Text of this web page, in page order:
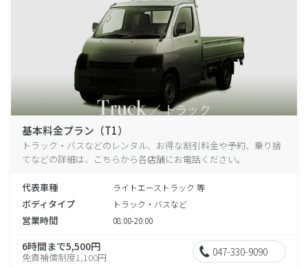
基本料金プラン（T1）
トラック・バスなどのレンタル、お得な割引料金や予約、乗り捨
てなどの詳細は、こちらから各店舗にお電話ください。
代表車種 ライトエーストラック 等
ボディタイプ トラック・バスなど
営業時間 08:00-20:00
6時間まで5,500円
免責補償制度1,100円 047-330-9090